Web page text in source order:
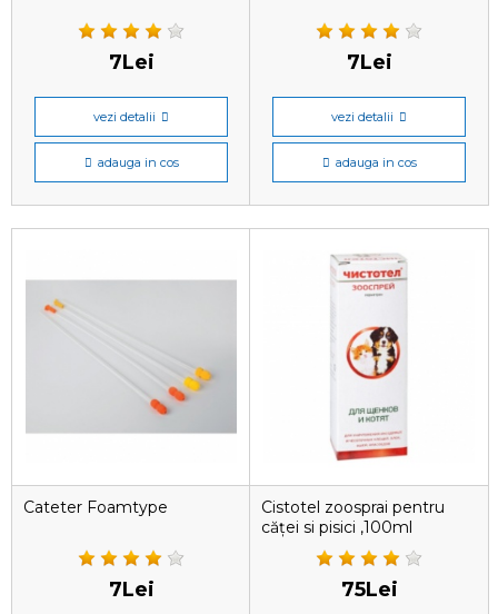
7Lei
vezi detalii
adauga in cos
7Lei
vezi detalii
adauga in cos
Cateter Foamtype
7Lei
Cistotel zoosprai pentru
căței si pisici ,100ml
75Lei